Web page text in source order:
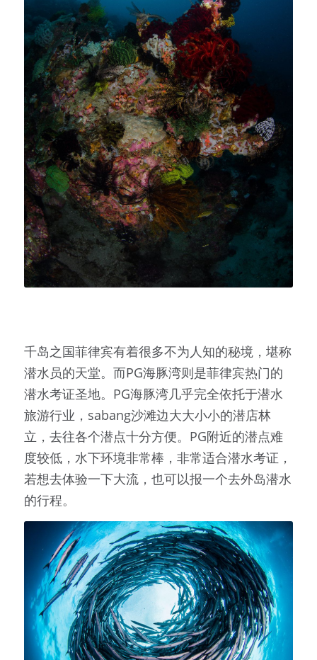
千岛之国菲律宾有着很多不为人知的秘境，堪称
潜水员的天堂。而PG海豚湾则是菲律宾热门的
潜水考证圣地。PG海豚湾几乎完全依托于潜水
旅游行业，sabang沙滩边大大小小的潜店林
立，去往各个潜点十分方便。PG附近的潜点难
度较低，水下环境非常棒，非常适合潜水考证，
若想去体验一下大流，也可以报一个去外岛潜水
的行程。